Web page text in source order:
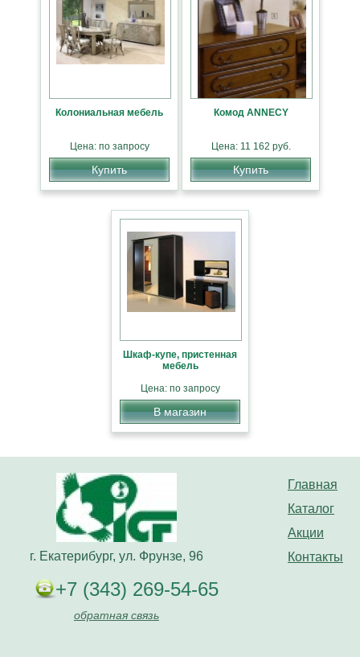
Колониальная мебель
Цена: по запросу
Купить
Комод ANNECY
Цена: 11 162 руб.
Купить
Шкаф-купе, пристенная
мебель
Цена: по запросу
В магазин
Главная
Каталог
Акции
Контакты
г. Екатерибург, ул. Фрунзе, 96
+7 (343) 269-54-65
обратная связь